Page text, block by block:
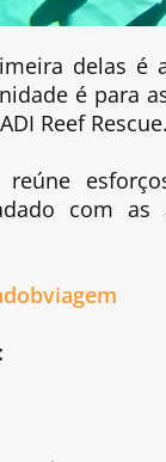
delas é
é para
Reef Rescue.
com